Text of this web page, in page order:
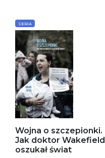
SERIA
Wojna o szczepionki.
Jak doktor Wakefield
oszukał świat